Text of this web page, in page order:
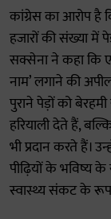
कांग्रेस का आरोप है
हजारों की संख्या में
सक्सेना ने कहा कि
नाम’ लगाने की
पुराने पेड़ों को
हरियाली देते हैं,
भी प्रदान करते हैं।
पीढ़ियों के भविष्य
स्वास्थ्य संकट के